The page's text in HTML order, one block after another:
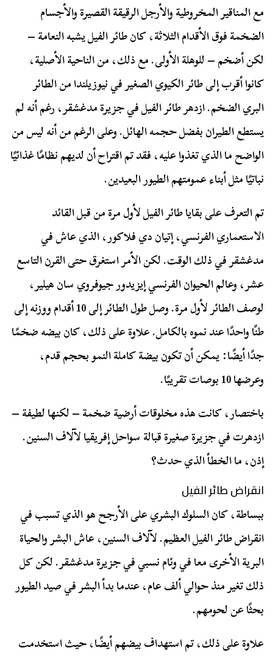
مع المناقير المخروطية والأرجل الرقيقة القصيرة والأجسام
الضخمة فوق الأقدام الثلاثة، كان طائر الفيل يشبه النعامة –
لكن أضخم – للوهلة الأولى. مع ذلك، من الناحية الأصلية،
كانوا أقرب إلى طائر الكيوي الصغير في نيوزيلندا من الطائر
البري الضخم. ازدهر طائر الفيل في جزيرة مدغشقر، رغم أنه لم
يستطع الطيران بفضل حجمه الهائل. وعلى الرغم من أنه ليس من
الواضح ما الذي تغذوا عليه، فقد تم اقتراح أن لديهم نظامًا غذائيًا
نباتيًا مثل أبناء عمومتهم الطيور البعيدين.
تم التعرف على بقايا طائر الفيل لأول مرة من قبل القائد
الاستعماري الفرنسي، إتيان دي فلاكور، الذي عاش في
مدغشقر في ذلك الوقت. لكن الأمر استغرق حتى القرن التاسع
عشر، وعالم الحيوان الفرنسي إيزيدور جيوفروي سان هيلير،
لوصف الطائر لأول مرة. وصل طول الطائر إلى 10 أقدام ووزنه إلى
طنًا واحدًا عند نموه بالكامل. علاوة على ذلك، كان بيضه ضخمًا
جدًا أيضًا: يمكن أن تكون بيضة كاملة النمو بحجم قدم،
وعرضها 10 بوصات تقريبًا.
باختصار، كانت هذه مخلوقات أرضية ضخمة – لكنها لطيفة –
ازدهرت في جزيرة صغيرة قبالة سواحل إفريقيا لآلاف السنين.
إذن، ما الخطأ الذي حدث؟
انقراض طائر الفيل
ببساطة، كان السلوك البشري على الأرجح هو الذي تسبب في
انقراض طائر الفيل العظيم. لآلاف السنين، عاش البشر والحياة
البرية الأخرى معا في وئام نسبي في جزيرة مدغشقر. لكن كل
ذلك تغير منذ حوالي ألف عام، عندما بدأ البشر في صيد الطيور
بحثًا عن لحومهم.
علاوة على ذلك، تم استهداف بيضهم أيضًا، حيث استخدمت